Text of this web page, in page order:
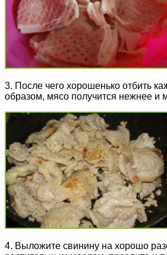
3. После чего хорошенько отбить
образом, мясо получится нежнее и
4. Выложите свинину на хорошо